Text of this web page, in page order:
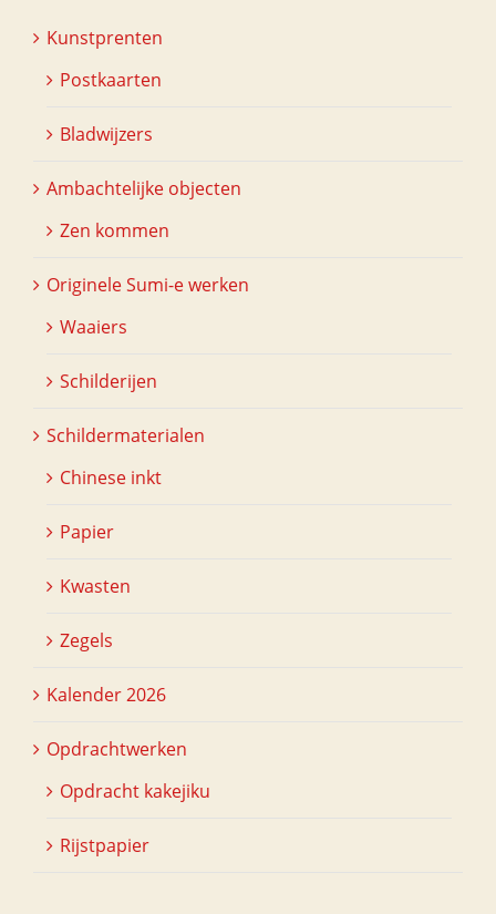
Kunstprenten
Postkaarten
Bladwijzers
Ambachtelijke objecten
Zen kommen
Originele Sumi-e werken
Waaiers
Schilderijen
Schildermaterialen
Chinese inkt
Papier
Kwasten
Zegels
Kalender 2026
Opdrachtwerken
Opdracht kakejiku
Rijstpapier